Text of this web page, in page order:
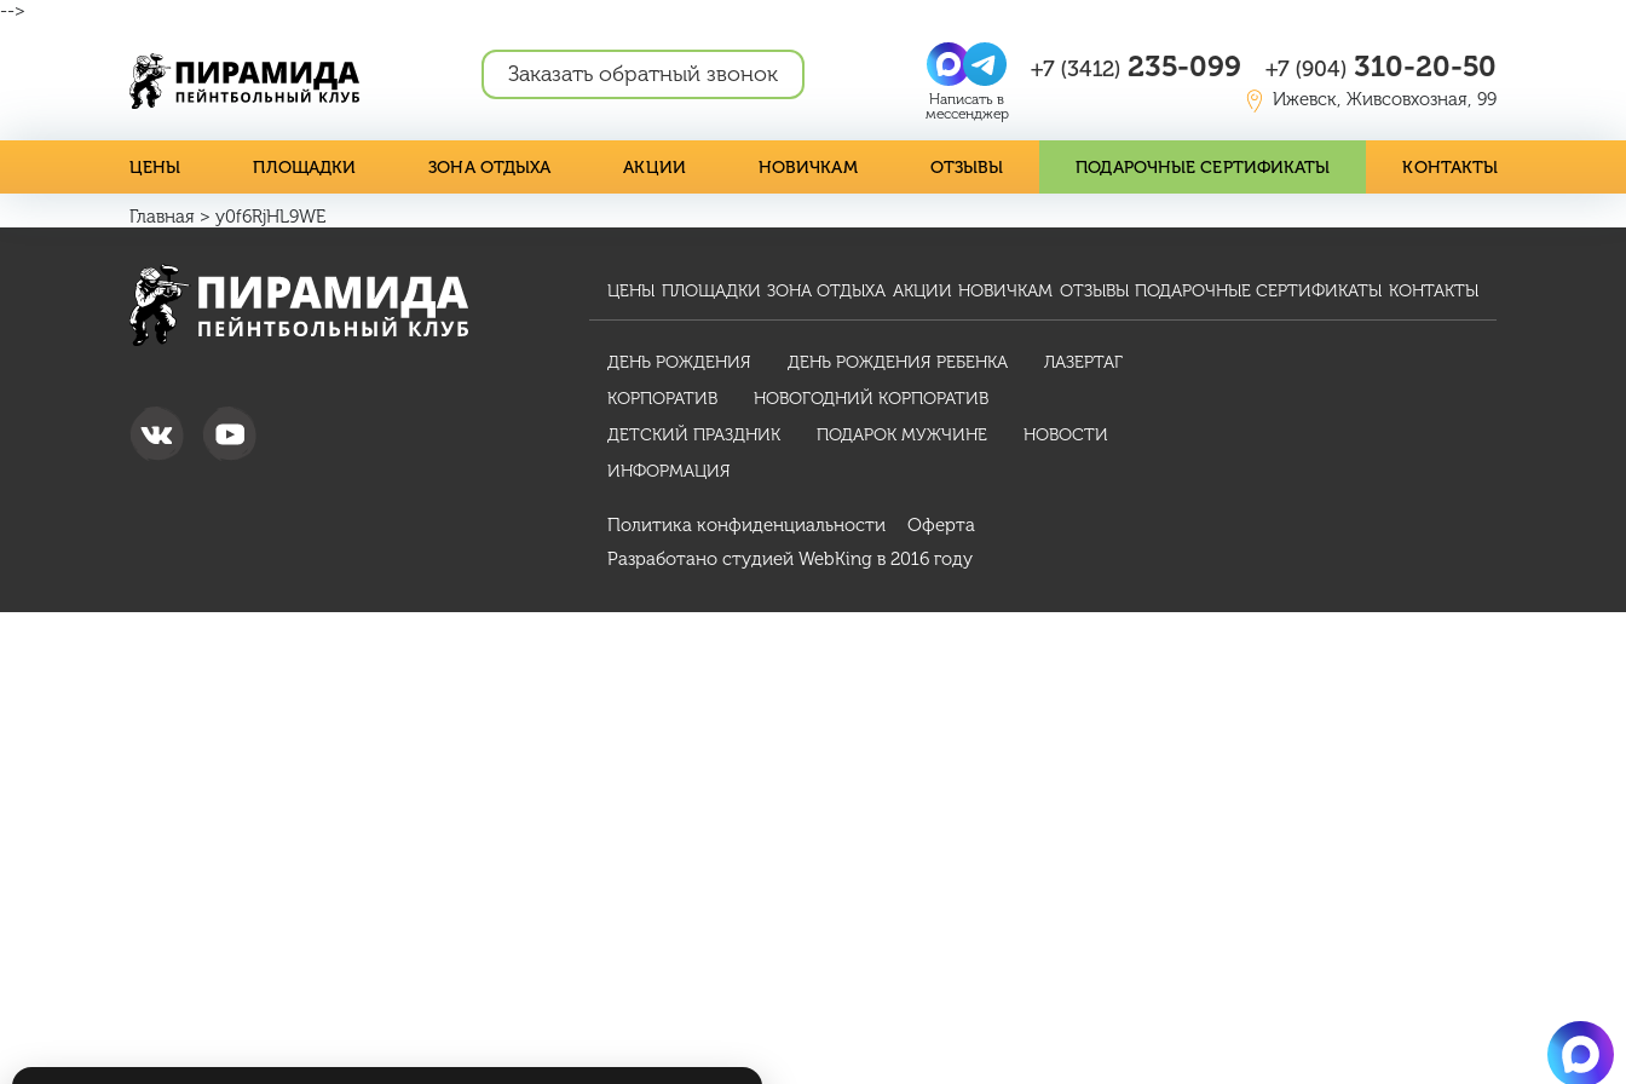
-->
Заказать обратный звонок +7 (3412) 235-099 +7 (904) 310-20-50
Ижевск, Живсовхозная, 99
ЦЕНЫ ПЛОЩАДКИ ЗОНА ОТДЫХА АКЦИИ НОВИЧКАМ ОТЗЫВЫ ПОДАРОЧНЫЕ СЕРТИФИКАТЫ КОНТАКТЫ
Главная > y0f6RjHL9WE
ЦЕНЫ ПЛОЩАДКИ ЗОНА ОТДЫХА АКЦИИ НОВИЧКАМ ОТЗЫВЫ ПОДАРОЧНЫЕ СЕРТИФИКАТЫ КОНТАКТЫ
ДЕНЬ РОЖДЕНИЯ ДЕНЬ РОЖДЕНИЯ РЕБЕНКА
ЛАЗЕРТАГ
КОРПОРАТИВ
НОВОГОДНИЙ КОРПОРАТИВ
ДЕТСКИЙ ПРАЗДНИК
ПОДАРОК МУЖЧИНЕ
НОВОСТИ
ИНФОРМАЦИЯ
Политика конфиденциальности
Оферта
Разработано студией WebKing в 2016 году